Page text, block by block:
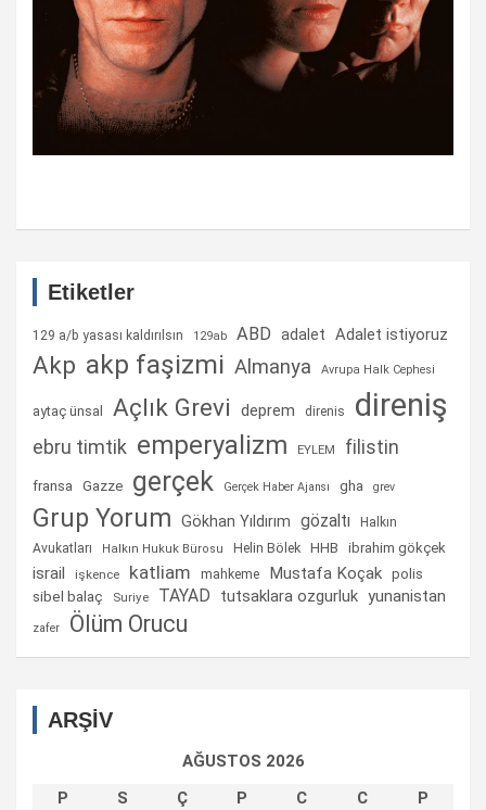
Etiketler
129 a/b yasası kaldırılsın 129ab ABD adalet Adalet istiyoruz
Akp akp faşizmi Almanya Avrupa Halk Cephesi
aytaç ünsal Açlık Grevi deprem direnis direniş
ebru timtik emperyalizm EYLEM filistin
fransa Gazze gerçek Gerçek Haber Ajansı gha grev
Grup Yorum Gökhan Yıldırım gözaltı
Halkın
Avukatları
Halkın Hukuk Bürosu Helin Bölek HHB ibrahim gökçek
israil işkence katliam mahkeme Mustafa Koçak polis
sibel balaç Suriye TAYAD tutsaklara ozgurluk yunanistan
zafer Ölüm Orucu
ARŞİV
AĞUSTOS 2026
P
S Ç P C C
P